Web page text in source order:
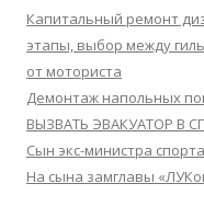
Капитальный ремонт
этапы, выбор между
от моториста
Демонтаж напольных
ВЫЗВАТЬ ЭВАКУАТОР В
Сын экс-министра
На сына замглавы